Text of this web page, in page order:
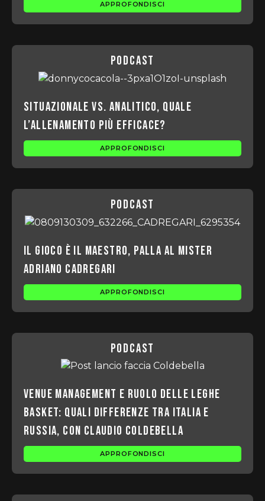
APPROFONDISCI
podcast
Situazionale vs. Analitico, quale
l’allenamento più efficace?
APPROFONDISCI
podcast
Il gioco è il maestro, palla al mister
Adriano Cadregari
APPROFONDISCI
podcast
Venue management e ruolo delle leghe
basket: quali differenze tra Italia e
Russia, con Claudio Coldebella
APPROFONDISCI